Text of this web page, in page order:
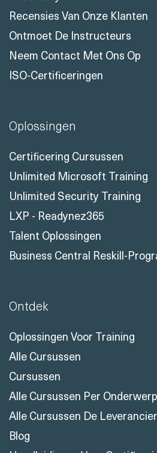
Recensies Van Onze Klanten
Ontmoet De Instructeurs
Neem Contact Met Ons Op
ISO-Certificeringen
Oplossingen
Certificering Cursussen
Unlimited Microsoft Training
Unlimited Security Training
LXP - Readynez365
Talent Oplossingen
Business Central Reskill-
Ontdek
Oplossingen Voor Training
Alle Cursussen
Cursussen
Alle Cursussen Per Onderwerp
Alle Cursussen De
Blog